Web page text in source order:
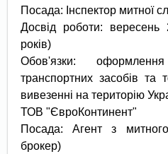
Посада: Інспектор митної
Досвід роботи:
років)
Обов'язки:
транспортних засобів та
вивезенні на територію
ТОВ "ЄвроКонтинент"
Посада: Агент з
брокер)